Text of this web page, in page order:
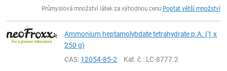
Průmyslová množství látek za výhodnou cenu Poptat větší množství
Ammonium heptamolybdate tetrahydrate p.A. (1 x
250 g)
CAS: 12054-85-2 Kat. č.: LC-8777.2